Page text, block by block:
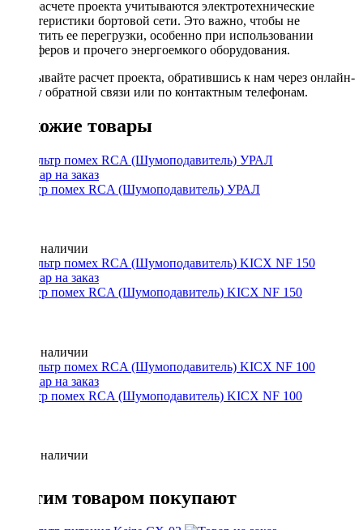
При расчете проекта учитываются электротехнические
характеристики бортовой сети. Это важно, чтобы не
допустить ее перегрузки, особенно при использовании
сабвуферов и прочего энергоемкого оборудования.
Заказывайте расчет проекта, обратившись к нам через онлайн-
форму обратной связи или по контактным телефонам.
Похожие товары
Фильтр помех RCA (Шумоподавитель) УРАЛ
Нет в наличии
Фильтр помех RCA (Шумоподавитель) KICX NF 150
Нет в наличии
Фильтр помех RCA (Шумоподавитель) KICX NF 100
Нет в наличии
С этим товаром покупают